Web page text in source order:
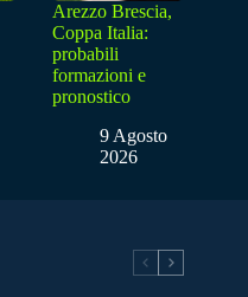
Arezzo Brescia,
Coppa Italia:
probabili
formazioni e
pronostico
9 Agosto
2026